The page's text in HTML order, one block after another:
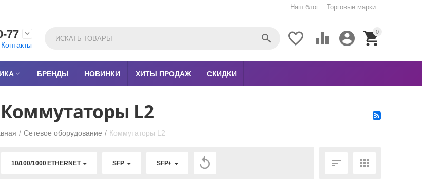
Наш блог Торговые марки
77 
Контакты
0


 

 БРЕНДЫ НОВИНКИ ХИТЫ ПРОДАЖ СКИДКИ
Коммутаторы L2
/ Сетевое оборудование / Коммутаторы L2
10/100/1000 ETHERNET SFP SFP+   